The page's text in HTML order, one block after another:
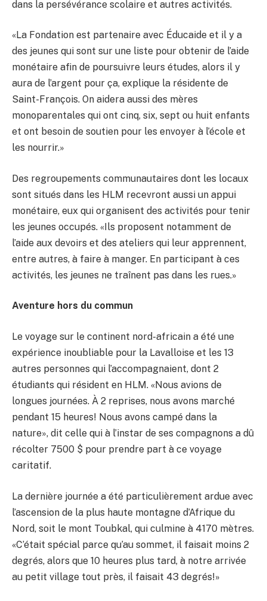
dans la persévérance scolaire et autres activités.
«La Fondation est partenaire avec Éducaide et il y a
des jeunes qui sont sur une liste pour obtenir de l’aide
monétaire afin de poursuivre leurs études, alors il y
aura de l’argent pour ça, explique la résidente de
Saint-François. On aidera aussi des mères
monoparentales qui ont cinq, six, sept ou huit enfants
et ont besoin de soutien pour les envoyer à l’école et
les nourrir.»
Des regroupements communautaires dont les locaux
sont situés dans les HLM recevront aussi un appui
monétaire, eux qui organisent des activités pour tenir
les jeunes occupés. «Ils proposent notamment de
l’aide aux devoirs et des ateliers qui leur apprennent,
entre autres, à faire à manger. En participant à ces
activités, les jeunes ne traînent pas dans les rues.»
Aventure hors du commun
Le voyage sur le continent nord-africain a été une
expérience inoubliable pour la Lavalloise et les 13
autres personnes qui l’accompagnaient, dont 2
étudiants qui résident en HLM. «Nous avions de
longues journées. À 2 reprises, nous avons marché
pendant 15 heures! Nous avons campé dans la
nature», dit celle qui à l’instar de ses compagnons a dû
récolter 7500 $ pour prendre part à ce voyage
caritatif.
La dernière journée a été particulièrement ardue avec
l’ascension de la plus haute montagne d’Afrique du
Nord, soit le mont Toubkal, qui culmine à 4170 mètres.
«C’était spécial parce qu’au sommet, il faisait moins 2
degrés, alors que 10 heures plus tard, à notre arrivée
au petit village tout près, il faisait 43 degrés!»